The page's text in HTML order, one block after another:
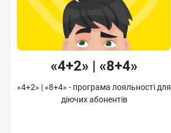
«4+2» | «8+4»
«4+2» | «8+4» - програма лояльності для
діючих абонентів